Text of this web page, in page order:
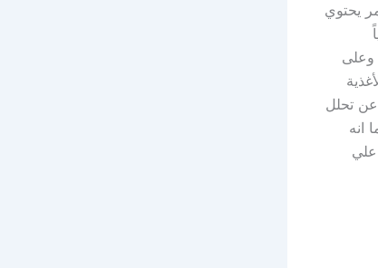
يحتوي
وعلى
عن تحلل
انه
علي